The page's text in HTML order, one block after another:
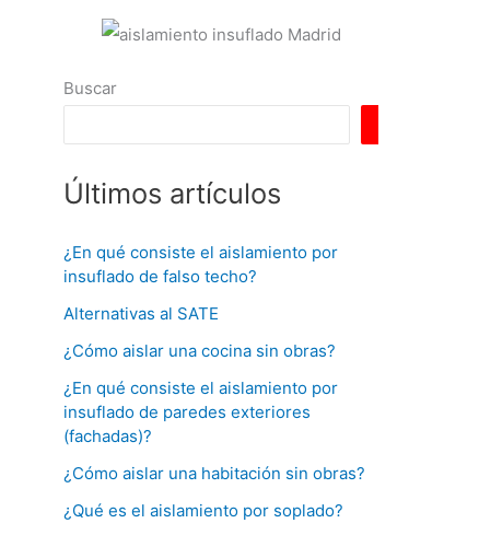
Buscar
Últimos artículos
¿En qué consiste el aislamiento por
insuflado de falso techo?
Alternativas al SATE
¿Cómo aislar una cocina sin obras?
¿En qué consiste el aislamiento por
insuflado de paredes exteriores
(fachadas)?
¿Cómo aislar una habitación sin obras?
¿Qué es el aislamiento por soplado?